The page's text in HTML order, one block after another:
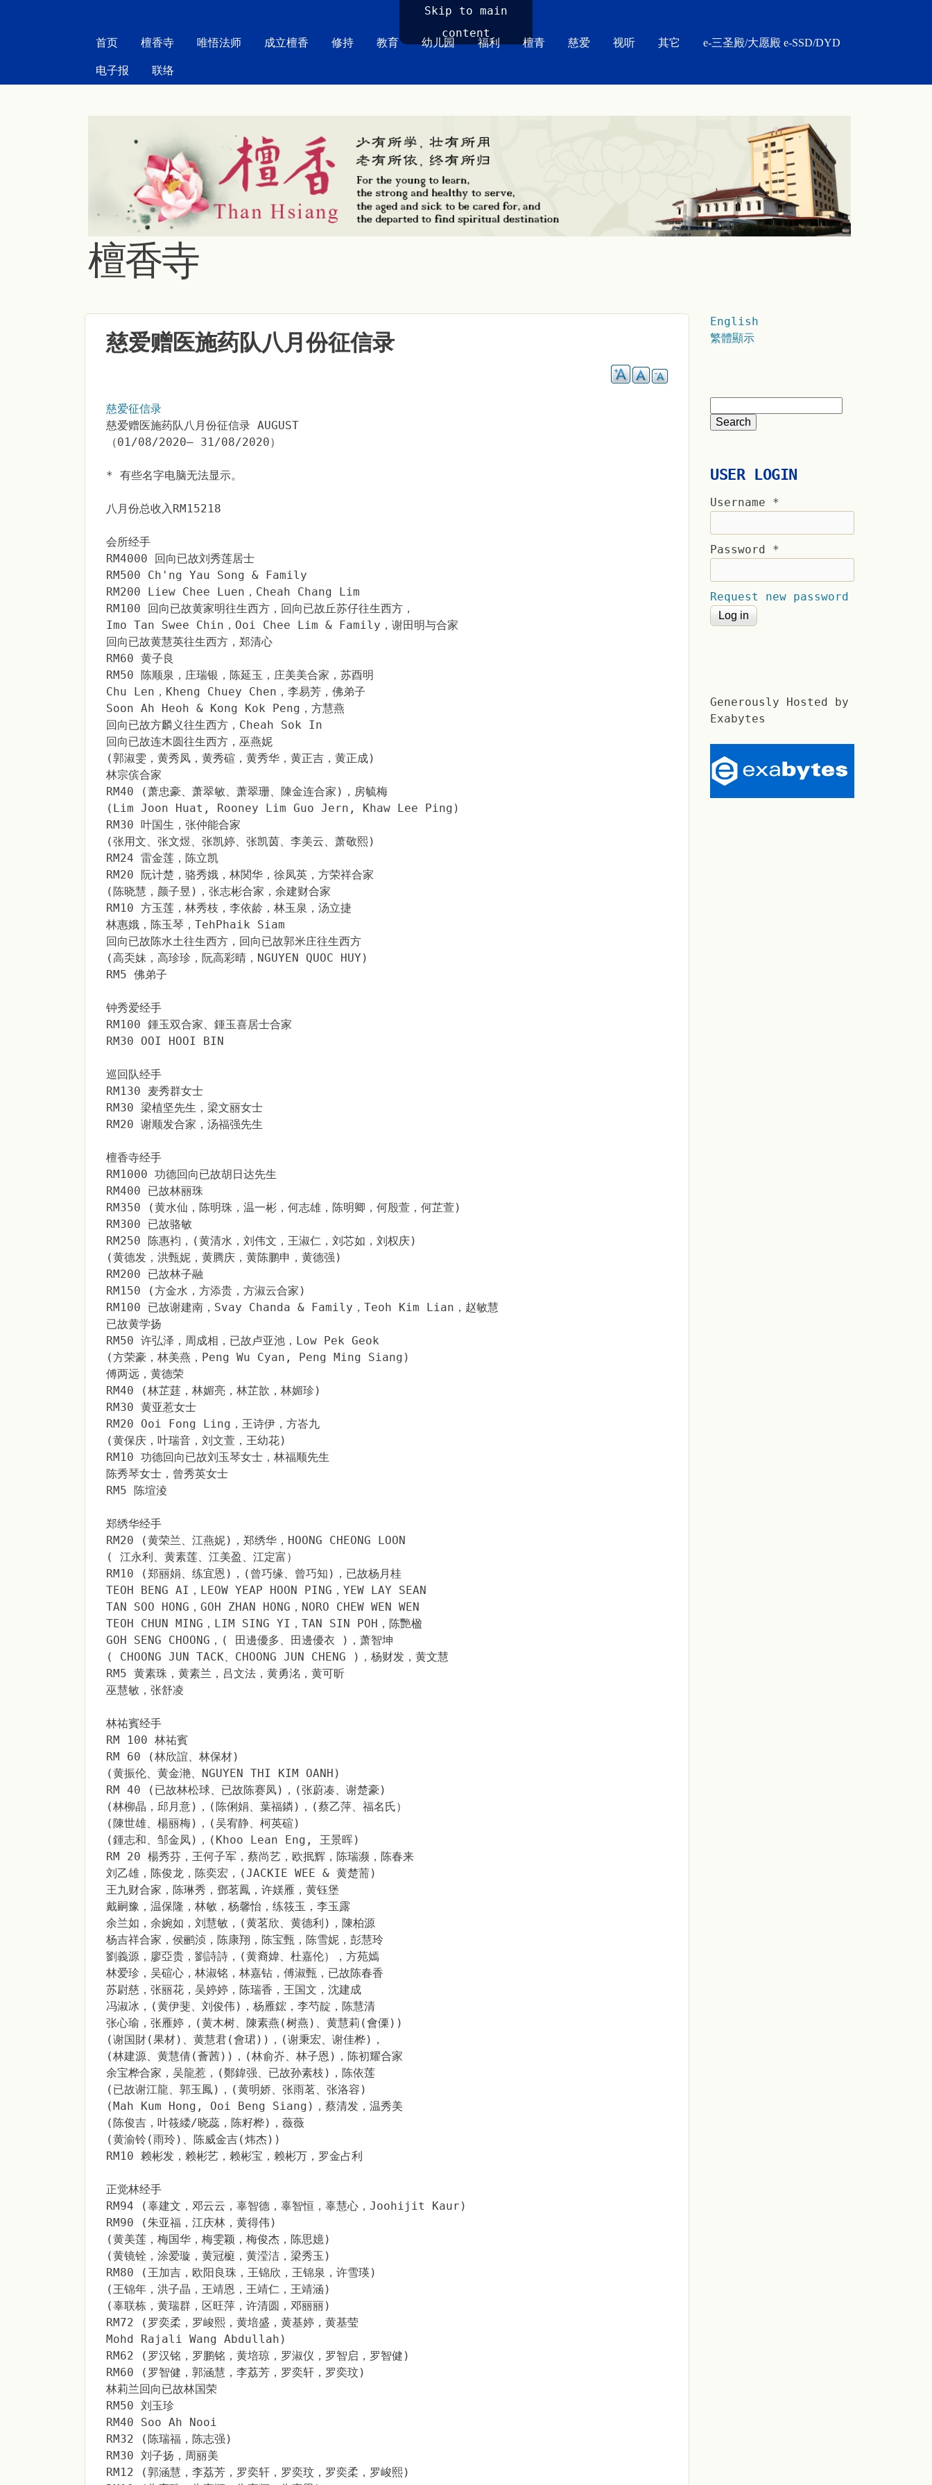
Skip to main
content
首页 檀香寺 唯悟法师 成立檀香 修持 教育 幼儿园 福利 檀青 慈爱 视听 其它 e-三圣殿/大愿殿 e-SSD/DYD
电子报 联络
檀香寺
慈爱赠医施药队八月份征信录
慈爱征信录
慈爱赠医施药队八月份征信录 AUGUST
（01/08/2020– 31/08/2020）
* 有些名字电脑无法显示。
八月份总收入RM15218
会所经手
RM4000 回向已故刘秀莲居士
RM500 Ch'ng Yau Song & Family
RM200 Liew Chee Luen，Cheah Chang Lim
RM100 回向已故黄家明往生西方，回向已故丘苏仔往生西方，
Imo Tan Swee Chin，Ooi Chee Lim & Family，谢田明与合家
回向已故黄慧英往生西方，郑清心
RM60 黄子良
RM50 陈顺泉，庄瑞银，陈延玉，庄美美合家，苏酉明
Chu Len，Kheng Chuey Chen，李易芳，佛弟子
Soon Ah Heoh & Kong Kok Peng，方慧燕
回向已故方麟义往生西方，Cheah Sok In
回向已故连木圆往生西方，巫燕妮
(郭淑雯，黄秀凤，黄秀碹，黄秀华，黄正吉，黄正成)
林宗傧合家
RM40 (萧忠豪、萧翠敏、萧翠珊、陳金连合家)，房毓梅
(Lim Joon Huat, Rooney Lim Guo Jern, Khaw Lee Ping)
RM30 叶国生，张仲能合家
(张用文、张文煜、张凯婷、张凯茵、李美云、萧敬熙)
RM24 雷金莲，陈立凯
RM20 阮计楚，骆秀娥，林関华，徐凤英，方荣祥合家
(陈晓慧，颜子昱)，张志彬合家，余建财合家
RM10 方玉莲，林秀枝，李依龄，林玉泉，汤立捷
林惠娥，陈玉琴，TehPhaik Siam
回向已故陈水土往生西方，回向已故郭米庄往生西方
(高奀妹，高珍珍，阮高彩晴，NGUYEN QUOC HUY)
RM5 佛弟子
钟秀爱经手
RM100 鍾玉双合家、鍾玉喜居士合家
RM30 OOI HOOI BIN
巡回队经手
RM130 麦秀群女士
RM30 梁植坚先生，梁文丽女士
RM20 谢顺发合家，汤福强先生
檀香寺经手
RM1000 功德回向已故胡日达先生
RM400 已故林丽珠
RM350 (黄水仙，陈明珠，温一彬，何志雄，陈明卿，何殷萱，何芷萱)
RM300 已故骆敏
RM250 陈惠袀，(黄清水，刘伟文，王淑仁，刘芯如，刘权庆)
(黄德发，洪甄妮，黄腾庆，黄陈鹏申，黄德强)
RM200 已故林子融
RM150 (方金水，方添贵，方淑云合家)
RM100 已故谢建南，Svay Chanda & Family，Teoh Kim Lian，赵敏慧
已故黄学扬
RM50 许弘泽，周成相，已故卢亚池，Low Pek Geok
(方荣豪，林美燕，Peng Wu Cyan, Peng Ming Siang)
傅两远，黄德荣
RM40 (林芷莛，林媚亮，林芷歆，林媚珍)
RM30 黄亚惹女士
RM20 Ooi Fong Ling，王诗伊，方峇九
(黄保庆，叶瑞音，刘文萱，王幼花)
RM10 功德回向已故刘玉琴女士，林福顺先生
陈秀琴女士，曾秀英女士
RM5 陈塇淩
郑绣华经手
RM20 (黄荣兰、江燕妮)，郑绣华，HOONG CHEONG LOON
( 江永利、黄素莲、江美盈、江定富）
RM10 (郑丽娟、练宜恩)，(曾巧缘、曾巧知)，已故杨月桂
TEOH BENG AI，LEOW YEAP HOON PING，YEW LAY SEAN
TAN SOO HONG，GOH ZHAN HONG，NORO CHEW WEN WEN
TEOH CHUN MING，LIM SING YI，TAN SIN POH，陈艷楹
GOH SENG CHOONG，( 田邊優多、田邊優衣 )，萧智坤
( CHOONG JUN TACK、CHOONG JUN CHENG )，杨财发，黄文慧
RM5 黄素珠，黄素兰，吕文法，黄勇洺，黄可昕
巫慧敏，张舒凌
林祐賓经手
RM 100 林祐賓
RM 60 (林欣誼、林保材)
(黄振伦、黄金滟、NGUYEN THI KIM OANH)
RM 40 (已故林松球、已故陈赛凤)，(张蔚凑、谢楚豪)
(林柳晶，邱月意)，(陈俐娟、葉福鏻)，(蔡乙萍、福名氏）
(陳世雄、楊丽梅)，(吴宥静、柯英碹)
(鍾志和、邹金凤)，(Khoo Lean Eng, 王景晖)
RM 20 楊秀芬，王何子军，蔡尚艺，欧抿辉，陈瑞濒，陈春来
刘乙雄，陈俊龙，陈奕宏，(JACKIE WEE & 黄楚荋)
王九财合家，陈琳秀，鄧茗鳳，许媄雁，黄钰堡
戴嗣豫，温保隆，林敏，杨馨怡，练筱玉，李玉露
余兰如，余婉如，刘慧敏，(黄茗欣、黄德利)，陳柏源
杨吉祥合家，侯鹂浈，陈康翔，陈宝甄，陈雪妮，彭慧玲
劉義源，廖亞贵，劉詩詩，(黄裔媁、杜嘉伦），方苑嫣
林爱珍，吴碹心，林淑铭，林嘉钻，傅淑甄，已故陈春香
苏尉慈，张丽花，吴婷婷，陈瑞香，王国文，沈建成
冯淑冰，(黄伊斐、刘俊伟)，杨雁鋐，李芍靛，陈慧清
张心瑜，张雁婷，(黄木树、陳素燕(树燕)、黄慧莉(會傈))
(谢国財(果材)、黄慧君(會珺))，(谢秉宏、谢佳桦)，
(林建源、黄慧倩(薈茜))，(林俞岕、林子恩)，陈初耀合家
余宝桦合家，吴龍惹，(鄭鍏强、已故孙素枝)，陈依莲
(已故谢江龍、郭玉鳳)，(黄明娇、张雨茗、张洛容)
(Mah Kum Hong, Ooi Beng Siang)，蔡清发，温秀美
(陈俊吉，叶筱緌/晓蕊，陈籽桦)，薇薇
(黄渝铃(雨玲)、陈威金吉(炜杰))
RM10 赖彬发，赖彬艺，赖彬宝，赖彬万，罗金占利
正觉林经手
RM94 (辜建文，邓云云，辜智德，辜智恒，辜慧心，Joohijit Kaur)
RM90 (朱亚福，江庆林，黄得伟)
(黄美莲，梅国华，梅雯颖，梅俊杰，陈思嬑)
(黄镜铨，涂爱璇，黄冠榳，黄滢洁，梁秀玉)
RM80 (王加吉，欧阳良珠，王锦欣，王锦泉，许雪瑛)
(王锦年，洪子晶，王靖恩，王靖仁，王靖涵)
(辜联栋，黄瑞群，区旺萍，许清圆，邓丽丽)
RM72 (罗奕柔，罗峻熙，黄培盛，黄基婷，黄基莹
Mohd Rajali Wang Abdullah)
RM62 (罗汉铭，罗鹏铭，黄培琼，罗淑仪，罗智启，罗智健)
RM60 (罗智健，郭涵慧，李荔芳，罗奕轩，罗奕玟)
林莉兰回向已故林国荣
RM50 刘玉珍
RM40 Soo Ah Nooi
RM32 (陈瑞福，陈志强)
RM30 刘子扬，周丽美
RM12 (郭涵慧，李荔芳，罗奕轩，罗奕玟，罗奕柔，罗峻熙)
English
繁體顯示
USER LOGIN
Username *
Password *
Request new password
Generously Hosted by
Exabytes